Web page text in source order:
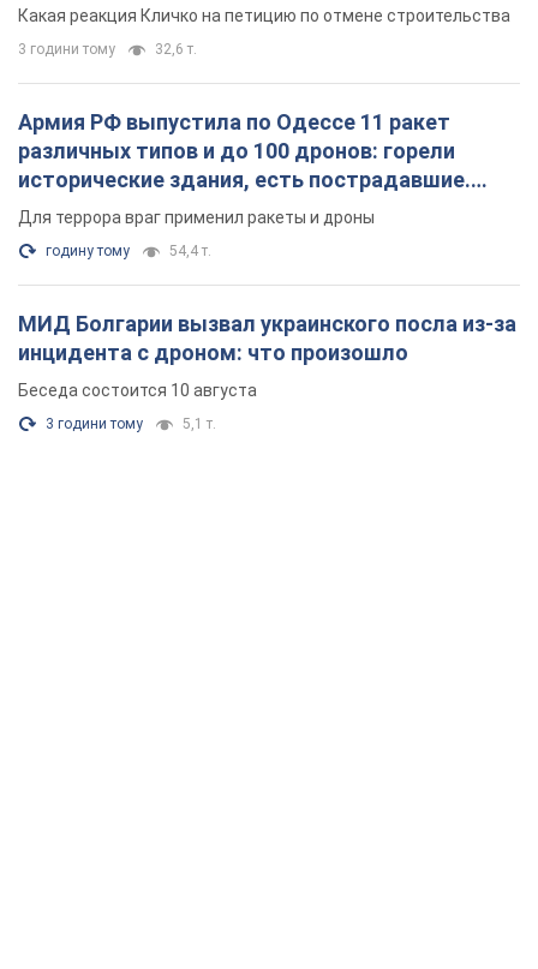
Какая реакция Кличко на петицию по отмене строительства
3 години тому 32,6 т.
Армия РФ выпустила по Одессе 11 ракет
различных типов и до 100 дронов: горели
исторические здания, есть пострадавшие.
Фото и видео
Для террора враг применил ракеты и дроны
годину тому 54,4 т.
МИД Болгарии вызвал украинского посла из-за
инцидента с дроном: что произошло
Беседа состоится 10 августа
3 години тому 5,1 т.